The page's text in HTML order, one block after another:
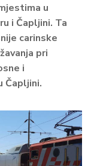
u
i Čapljini. Ta
carinske
pri
i
Čapljini.